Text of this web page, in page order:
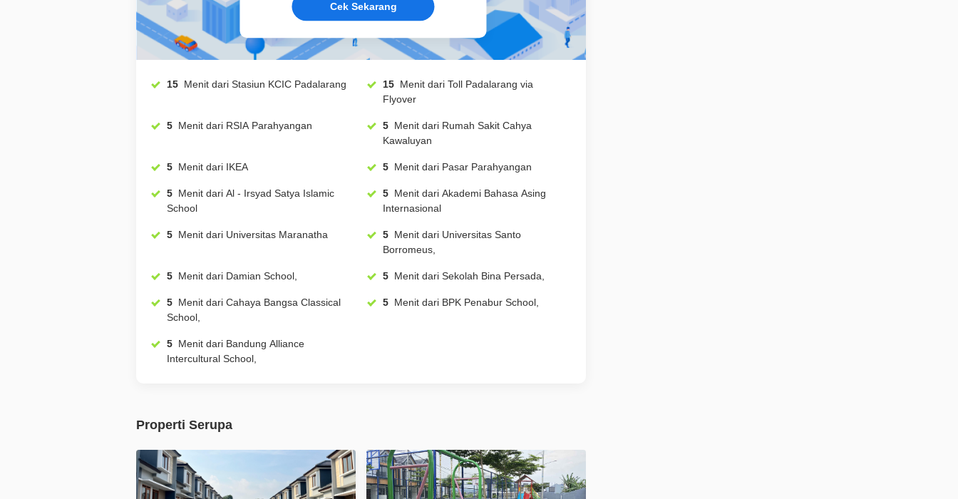
Cek Sekarang
15 Menit dari Stasiun KCIC Padalarang 15 Menit dari Toll Padalarang via
Flyover
5 Menit dari RSIA Parahyangan 5 Menit dari Rumah Sakit Cahya
Kawaluyan
5 Menit dari IKEA 5 Menit dari Pasar Parahyangan
5 Menit dari Al - Irsyad Satya Islamic
School
5 Menit dari Akademi Bahasa Asing
Internasional
5 Menit dari Universitas Maranatha 5 Menit dari Universitas Santo
Borromeus,
5 Menit dari Damian School, 5 Menit dari Sekolah Bina Persada,
5 Menit dari Cahaya Bangsa Classical
School,
5 Menit dari BPK Penabur School,
5 Menit dari Bandung Alliance
Intercultural School,
Properti Serupa